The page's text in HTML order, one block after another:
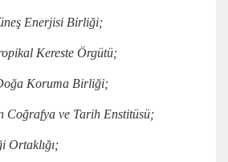
Enerjisi Birliği;
Kereste Örgütü;
Koruma Birliği;
Coğrafya ve Tarih Enstitüsü;
Ortaklığı;